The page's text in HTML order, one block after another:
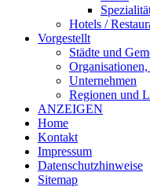
Hotels /
Vorgestellt
Städte und
Unternehmen
Regionen und
ANZEIGEN
Home
Kontakt
Impressum
Datenschutzhinweise
Sitemap